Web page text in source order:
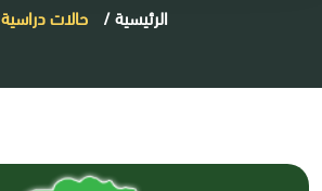
الرئيسية/ حالات دراسية